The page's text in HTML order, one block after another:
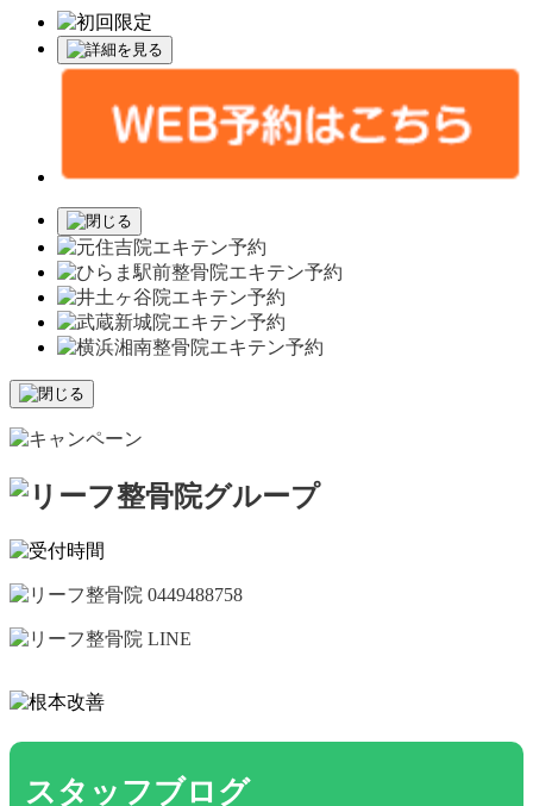
スタッフブログ